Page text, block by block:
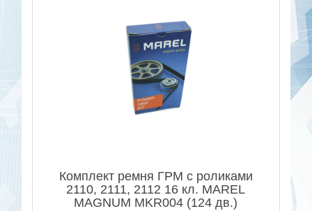
Комплект ремня ГРМ с роликами
2110, 2111, 2112 16 кл. MAREL
MAGNUM MKR004 (124 дв.)